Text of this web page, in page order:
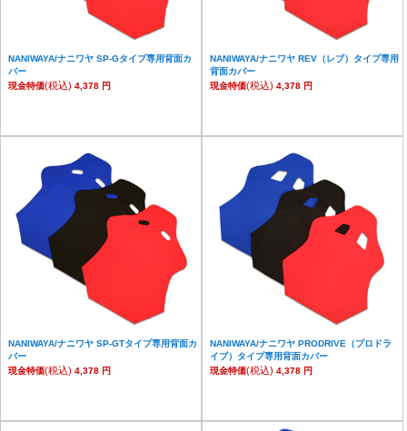
NANIWAYA/ナニワヤ SP-Gタイプ専用背面カ
バー
現金特価(税込) 4,378 円
NANIWAYA/ナニワヤ REV（レブ）タイプ専用
背面カバー
現金特価(税込) 4,378 円
NANIWAYA/ナニワヤ SP-GTタイプ専用背面カ
バー
現金特価(税込) 4,378 円
NANIWAYA/ナニワヤ PRODRIVE（プロドラ
イブ）タイプ専用背面カバー
現金特価(税込) 4,378 円